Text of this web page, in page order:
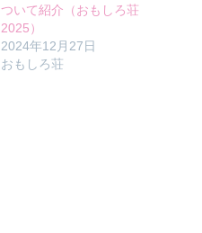
ついて紹介（おもしろ荘
2025）
2024年12月27日
おもしろ荘